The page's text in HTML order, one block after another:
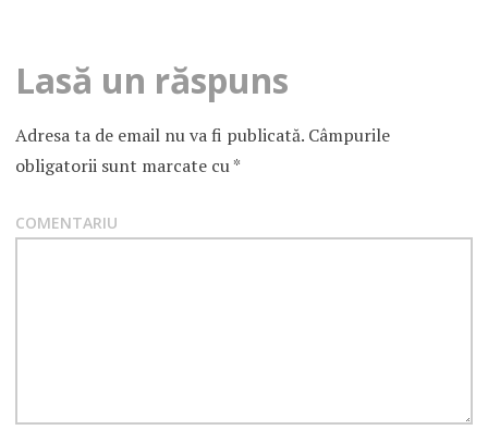
Lasă un răspuns
Adresa ta de email nu va fi publicată.Câmpurile
obligatorii sunt marcate cu*
COMENTARIU